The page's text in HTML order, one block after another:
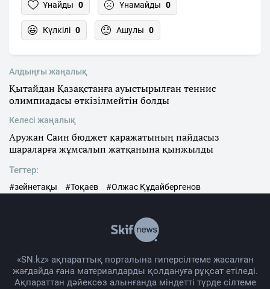
Ұнайды 0 Ұнамайды 0
Күлкілі 0 Ашулы 0
Алдыңғы жаңалық
Қытайдан Қазақстанға ауыстырылған теннис
олимпиадасы өткізілмейтін болды
Келесі жаңалық
Аружан Саин бюджет қаражатының пайдасыз
шараларға жұмсалып жатқанына қынжылды
Тегтер:
#зейнетақы #Тоқаев #Олжас Құдайбергенов
«SN.kz» ақпараттық порталына гиперсілтеме жасалған
жағдайда ғана материалдарды қолдануға рұқсат етіледі.
Ақпараттан дәйексөз алынғанда міндетті түрде сілтеме